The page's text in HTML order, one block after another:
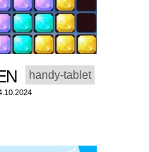
handy-tablet